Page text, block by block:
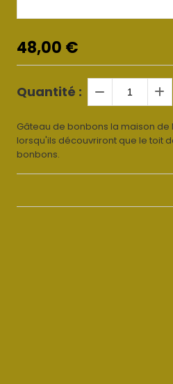
48,00 €
Quantité :
Gâteau de bonbons la maison de
lorsqu'ils découvriront que le toit
bonbons.